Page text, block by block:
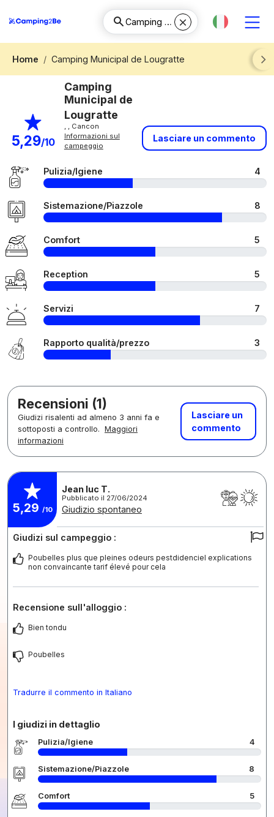
Home
Camping Municipal de Lougratte
Next
5,29/10
Camping
Municipal de
Lougratte
, , Cancon
Informazioni sul
campeggio
Lasciare un commento
Pulizia/Igiene 4
Sistemazione/Piazzole 8
Comfort 5
Reception 5
Servizi 7
Rapporto qualità/prezzo 3
Recensioni (1)
Giudizi risalenti ad almeno 3 anni fa e
sottoposti a controllo. Maggiori
informazioni
Lasciare un
commento
5,29 /10
Jean luc T.
Pubblicato il 27/06/2024
Giudizio spontaneo
Giudizi sul campeggio :
Poubelles plus que pleines odeurs pestdidenciel explications
non convaincante tarif élevé pour cela
Recensione sull'alloggio :
Bien tondu
Poubelles
Tradurre il commento in Italiano
I giudizi in dettaglio
Pulizia/Igiene 4
Sistemazione/Piazzole 8
Comfort 5